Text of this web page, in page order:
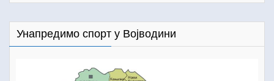
Унапредимо спорт у Војводини